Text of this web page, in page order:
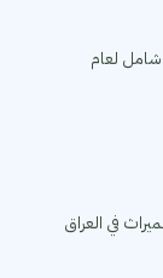
لعام
في العراق